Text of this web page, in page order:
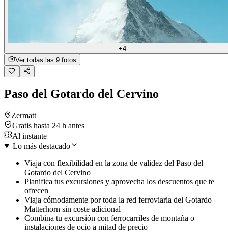
+4
Ver todas las 9 fotos
Paso del Gotardo del Cervino
Zermatt
Gratis hasta 24 h antes
Al instante
Lo más destacado
Viaja con flexibilidad en la zona de validez del Paso del
Gotardo del Cervino
Planifica tus excursiones y aprovecha los descuentos que te
ofrecen
Viaja cómodamente por toda la red ferroviaria del Gotardo
Matterhorn sin coste adicional
Combina tu excursión con ferrocarriles de montaña o
instalaciones de ocio a mitad de precio